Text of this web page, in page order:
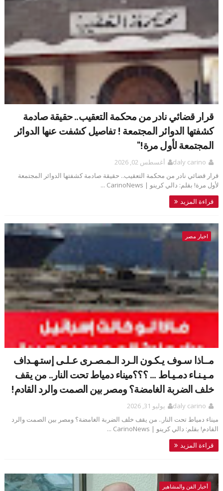
قرار قضائي نادر من محكمة التعقيب.. حقيقة صادمة
كشفتها الدوائر المجتمعة ! تفاصيل كشفت عنها الدوائر
المجتمعة لأول مرة!"
daly carino
أغسطس 02, 2026
قرار قضائي نادر من محكمة التعقيب.. حقيقة صادمة كشفتها الدوائر المجتمعة
لأول مرة! بقلم: دالي كرينو | CarinoNews ...
قراءة المزيد
اخبار مصر
مــاذا سـوف يـكـون الـرد الـمـصـرى عـلـى إستـهـداف
مـيـنـاء دمـيـاط ... ؟؟؟ميناء دمياط تحت النار.. من يقف
خلف الضربة الغامضة؟ ومصر بين الصمت والرد القادم!
daly carino
يوليو 31, 2026
ميناء دمياط تحت النار.. من يقف خلف الضربة الغامضة؟ ومصر بين الصمت والرد
القادم! بقلم: دالي كرينو | CarinoNews ...
قراءة المزيد
أخبار الفن والمشاهير